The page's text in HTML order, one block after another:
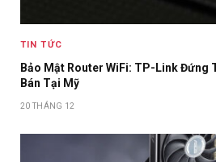
TIN TỨC
Bảo Mật Router WiFi: TP-Link Đứng
Bán Tại Mỹ
20 THÁNG 12